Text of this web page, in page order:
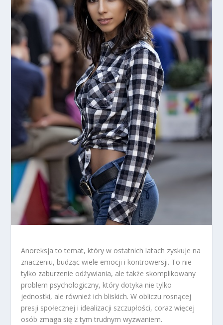
Anoreksja to temat, który w ostatnich latach zyskuje na
znaczeniu, budząc wiele emocji i kontrowersji. To nie
tylko zaburzenie odżywiania, ale także skomplikowany
problem psychologiczny, który dotyka nie tylko
jednostki, ale również ich bliskich. W obliczu rosnącej
presji społecznej i idealizacji szczupłości, coraz więcej
osób zmaga się z tym trudnym wyzwaniem.